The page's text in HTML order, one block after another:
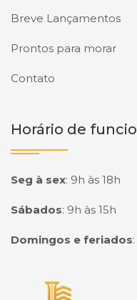
Breve Lançamentos
Prontos para morar
Contato
Horário de
Seg à sex: 9h às 18h
Sábados: 9h às 15h
Domingos e feriados:
Página inicial